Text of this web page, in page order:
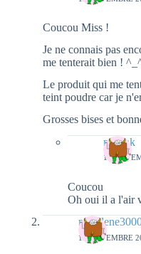
Coucou Miss !
Je ne connais pas
me tenterait bien !
Le produit qui me
teint poudre car je
Grosses bises et
natieak
14
Coucou
Oh oui il a l'air
13 NOVEMBRE